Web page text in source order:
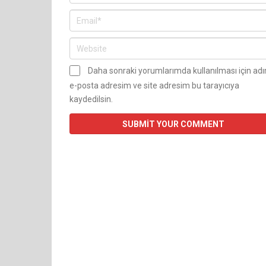
Daha sonraki yorumlarımda kullanılması için
e-posta adresim ve site adresim bu tarayıcıya
kaydedilsin.